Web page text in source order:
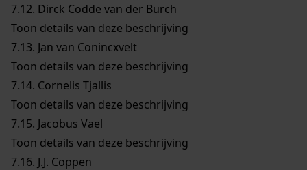
7.12. Dirck Codde van der Burch
Toon details van deze beschrijving
7.13. Jan van Conincxvelt
Toon details van deze beschrijving
7.14. Cornelis Tjallis
Toon details van deze beschrijving
7.15. Jacobus Vael
Toon details van deze beschrijving
7.16. J.J. Coppen